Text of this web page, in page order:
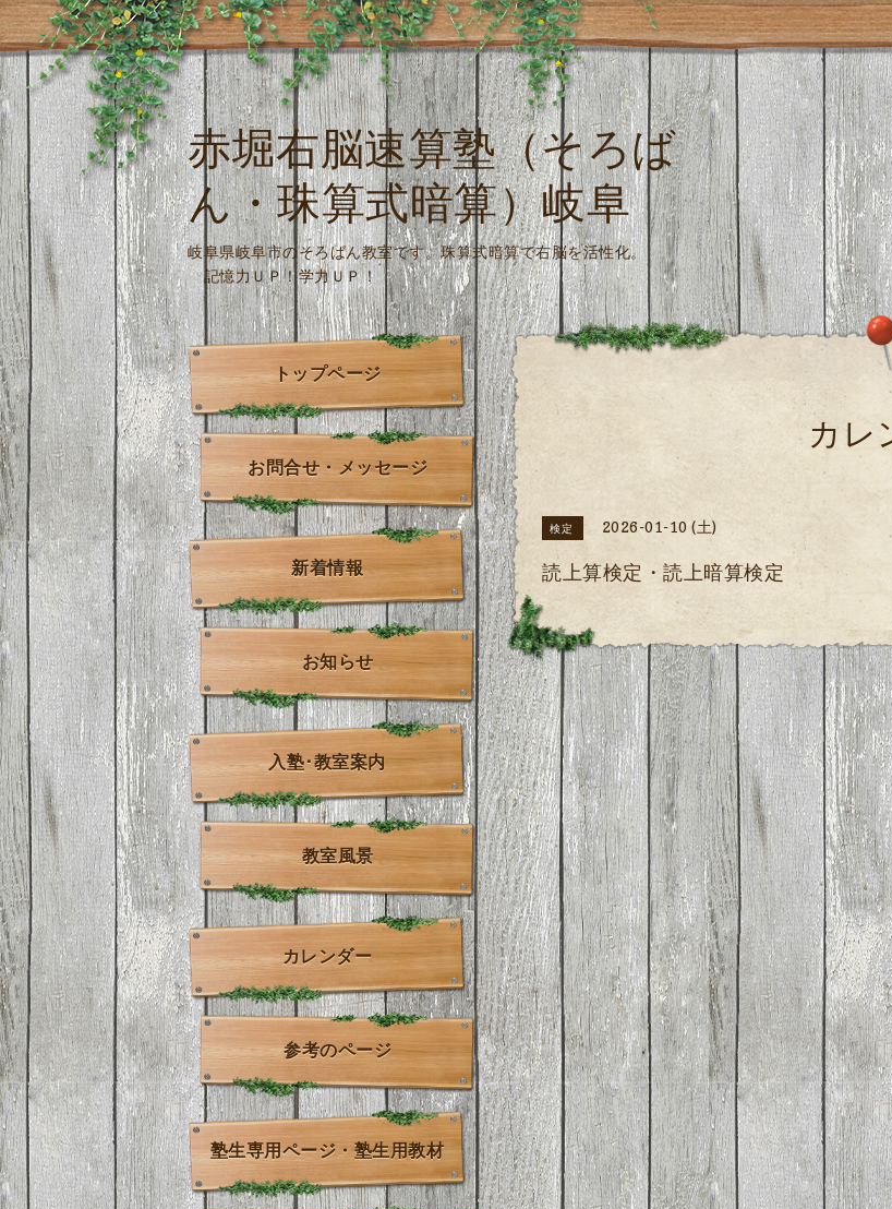
赤堀右脳速算塾（そろば
ん・珠算式暗算）岐阜
岐阜県岐阜市のそろばん教室です。珠算式暗算で右脳を活性化。
記憶力ＵＰ！学力ＵＰ！
カレ
検定 2026-01-10 (土)
読上算検定・読上暗算検定
トップページ
お問合せ・メッセージ
新着情報
お知らせ
入塾･教室案内
教室風景
カレンダー
参考のページ
塾生専用ページ・塾生用教材